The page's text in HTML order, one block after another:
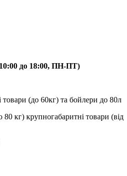
до 18:00, ПН-ПТ)
товари (до 60кг) та бойлери до 80л
кг) крупногабаритні товари (від